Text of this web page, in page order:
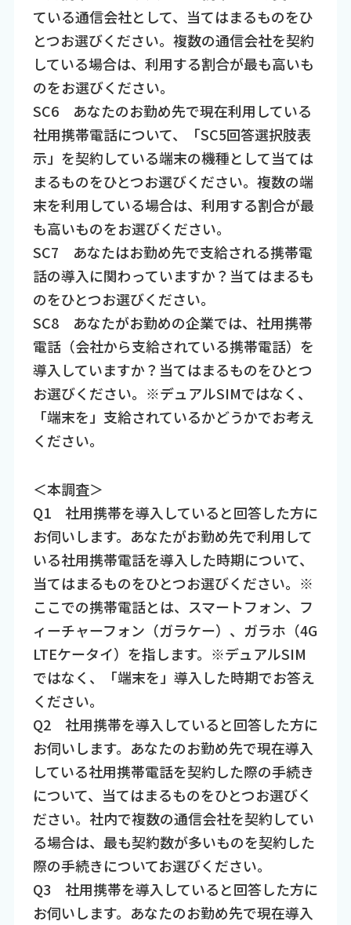
ている通信会社として、当てはまるものをひ
とつお選びください。複数の通信会社を契約
している場合は、利用する割合が最も高いも
のをお選びください。
SC6 あなたのお勤め先で現在利用している
社用携帯電話について、「SC5回答選択肢表
示」を契約している端末の機種として当ては
まるものをひとつお選びください。複数の端
末を利用している場合は、利用する割合が最
も高いものをお選びください。
SC7 あなたはお勤め先で支給される携帯電
話の導入に関わっていますか？当てはまるも
のをひとつお選びください。
SC8 あなたがお勤めの企業では、社用携帯
電話（会社から支給されている携帯電話）を
導入していますか？当てはまるものをひとつ
お選びください。※デュアルSIMではなく、
「端末を」支給されているかどうかでお考え
ください。
＜本調査＞
Q1 社用携帯を導入していると回答した方に
お伺いします。あなたがお勤め先で利用して
いる社用携帯電話を導入した時期について、
当てはまるものをひとつお選びください。※
ここでの携帯電話とは、スマートフォン、フ
ィーチャーフォン（ガラケー）、ガラホ（4G
LTEケータイ）を指します。※デュアルSIM
ではなく、「端末を」導入した時期でお答え
ください。
Q2 社用携帯を導入していると回答した方に
お伺いします。あなたのお勤め先で現在導入
している社用携帯電話を契約した際の手続き
について、当てはまるものをひとつお選びく
ださい。社内で複数の通信会社を契約してい
る場合は、最も契約数が多いものを契約した
際の手続きについてお選びください。
Q3 社用携帯を導入していると回答した方に
お伺いします。あなたのお勤め先で現在導入